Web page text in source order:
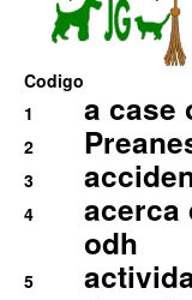
Codigo
1
a case
2
3
4
acerca
odh
5